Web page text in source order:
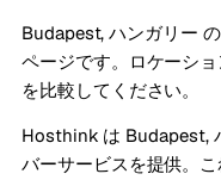
Budapest, ハンガリー
ページです。ロケーシ
を比較してください。
Hosthink は Budapest,
バーサービスを提供。